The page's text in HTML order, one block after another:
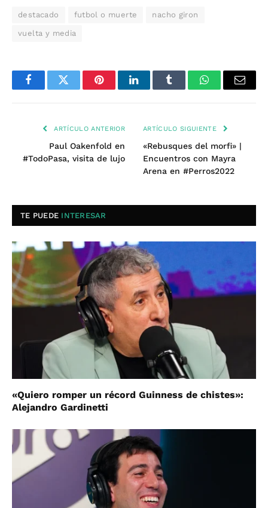
destacado futbol o muerte nacho giron
vuelta y media
FacebookTwitter PinterestLinkedInTumblr WhatsAppEmail
ARTÍCULO ANTERIOR
Paul Oakenfold en
#TodoPasa, visita de lujo
ARTÍCULO SIGUIENTE
«Rebusques del morfi» |
Encuentros con Mayra
Arena en #Perros2022
TE PUEDE INTERESAR
«Quiero romper un récord Guinness de chistes»:
Alejandro Gardinetti